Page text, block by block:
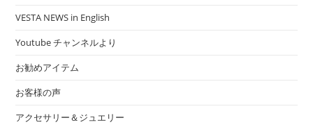
VESTA NEWS in English
Youtube チャンネルより
お勧めアイテム
お客様の声
アクセサリー＆ジュエリー